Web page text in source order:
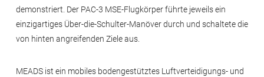
demonstriert. Der PAC-3 MSE-Flugkörper führte jeweils ein
einzigartiges Über-die-Schulter-Manöver durch und schaltete die
von hinten angreifenden Ziele aus.
MEADS ist ein mobiles bodengestütztes Luftverteidigungs- und